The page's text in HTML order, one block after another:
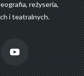
reżyseria,
i teatralnych.